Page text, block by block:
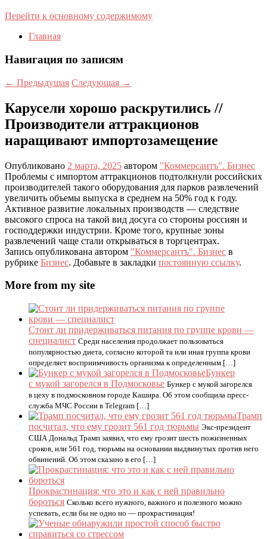
Перейти к основному содержимому
Главная
Навигация по записям
← Предыдущая Следующая →
Карусели хорошо раскрутились //
Производители аттракционов
наращивают импортозамещение
Опубликовано 2 марта, 2025 автором "Коммерсантъ". Бизнес
Проблемы с импортом аттракционов подтолкнули российских
производителей такого оборудования для парков развлечений
увеличить объемы выпуска в среднем на 50% год к году.
Активное развитие локальных производств — следствие
высокого спроса на такой вид досуга со стороны россиян и
господдержки индустрии. Кроме того, крупные зоны
развлечений чаще стали открываться в торгцентрах.
Запись опубликована автором "Коммерсантъ". Бизнес в
рубрике Бизнес. Добавьте в закладки постоянную ссылку.
More from my site
Стоит ли придерживаться питания по группе крови —
специалист Среди населения продолжает пользоваться
популярностью диета, согласно которой та или иная группа крови
определяет восприимчивость организма к определенным […]
Бункер
с мукой загорелся в Подмосковье Бункер с мукой загорелся
в цеху в подмосковном городе Кашира. Об этом сообщила пресс-
служба МЧС России в Telegram […]
Трамп
посчитал, что ему грозит 561 год тюрьмы Экс-президент
США Дональд Трамп заявил, что ему грозит шесть пожизненных
сроков, или 561 год, тюрьмы на основании выдвинутых против него
обвинений. Об этом сказано в его […]
Прокрастинация: что это и как с ней правильно
бороться Сколько всего нужного, важного и полезного можно
успевать, если бы не одно но — прокрастинация!